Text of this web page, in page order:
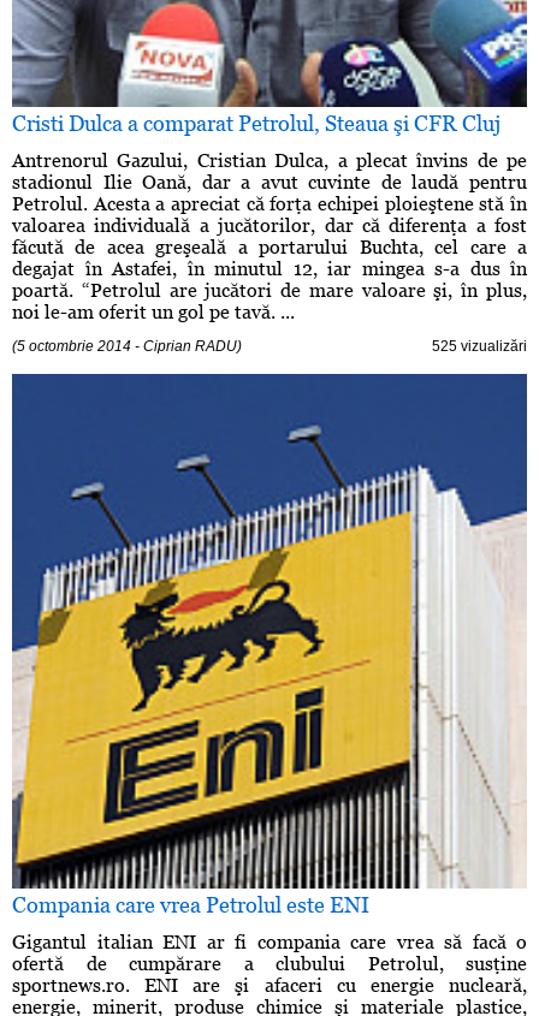
Cristi Dulca a comparat Petrolul, Steaua şi CFR Cluj
Antrenorul Gazului, Cristian Dulca, a plecat învins de pe
stadionul Ilie Oană, dar a avut cuvinte de laudă pentru
Petrolul. Acesta a apreciat că forţa echipei ploieştene stă în
valoarea individuală a jucătorilor, dar că diferenţa a fost
făcută de acea greşeală a portarului Buchta, cel care a
degajat în Astafei, în minutul 12, iar mingea s-a dus în
poartă. “Petrolul are jucători de mare valoare şi, în plus,
noi le-am oferit un gol pe tavă. ...
(5 octombrie 2014 - Ciprian RADU) 525 vizualizări
Compania care vrea Petrolul este ENI
Gigantul italian ENI ar fi compania care vrea să facă o
ofertă de cumpărare a clubului Petrolul, susţine
sportnews.ro. ENI are şi afaceri cu energie nucleară,
energie, minerit, produse chimice şi materiale plastice,